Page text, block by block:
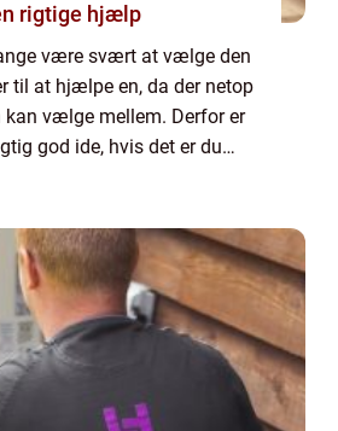
rigtige hjælp
være svært at vælge den
til at hjælpe en, da der netop
kan vælge mellem. Derfor er
god ide, hvis det er du